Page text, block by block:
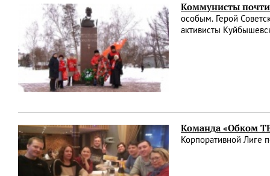
Коммунисты
особым. Герой
активисты
Команда «Обком
Корпоративной Лиге